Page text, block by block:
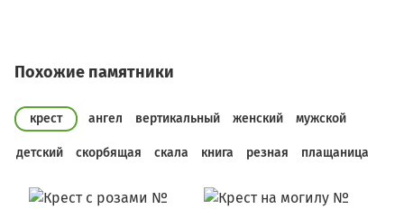
Похожие памятники
крест ангел вертикальный женский мужской
детский скорбящая скала книга резная плащаница